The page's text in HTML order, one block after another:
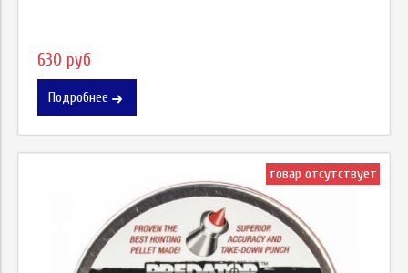
630 руб
Подробнее
товар отсутствует